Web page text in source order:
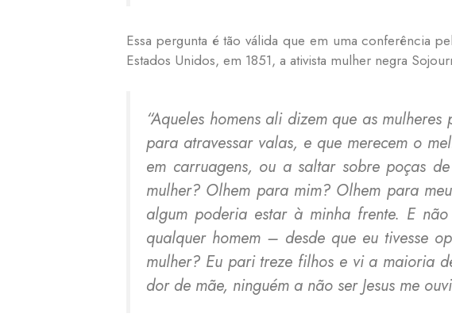
Essa pergunta é tão válida que em uma conferência
Estados Unidos, em 1851, a ativista mulher negra
“Aqueles homens ali dizem que as
para atravessar valas, e que merecem o
em carruagens, ou a saltar sobre poças
mulher? Olhem para mim? Olhem para
algum poderia estar à minha frente. E
qualquer homem – desde que eu tivesse
mulher? Eu pari treze filhos e vi a maioria
dor de mãe, ninguém a não ser Jesus me